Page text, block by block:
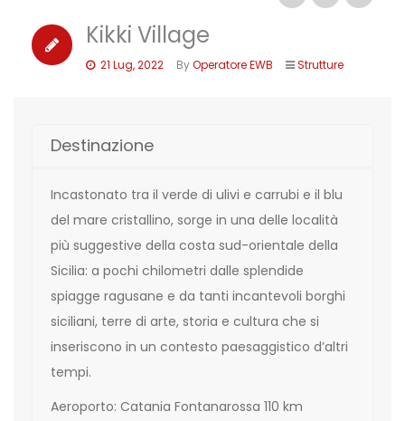
Kikki Village
21 Lug, 2022 ByOperatore EWB Strutture
Destinazione
Incastonato tra il verde di ulivi e carrubi e il blu
del mare cristallino, sorge in una delle località
più suggestive della costa sud-orientale della
Sicilia: a pochi chilometri dalle splendide
spiagge ragusane e da tanti incantevoli borghi
siciliani, terre di arte, storia e cultura che si
inseriscono in un contesto paesaggistico d’altri
tempi.
Aeroporto: Catania Fontanarossa 110 km